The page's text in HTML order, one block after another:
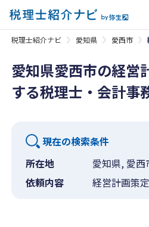
税理士紹介ナビ 愛知県 愛西市
愛知県愛西市の経営
する税理士・会計事
現在の検索条件
所在地
愛知県, 愛西
依頼内容
経営計画策定